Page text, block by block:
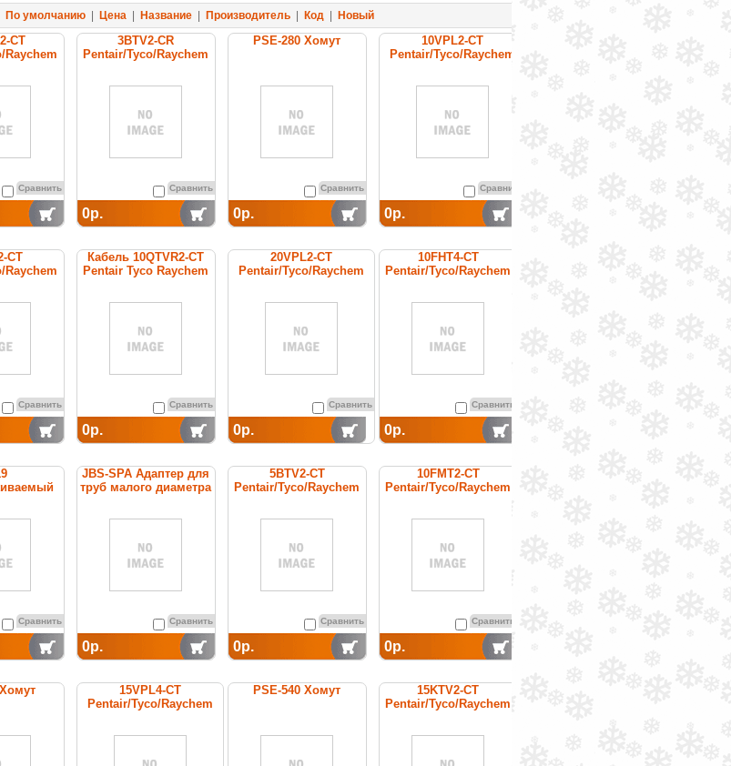
По умолчанию| Цена| Название| Производитель| Код| Новый
CT
Raychem
Сравнить
3BTV2-CR
Pentair/Tyco/Raychem
Сравнить
0р.
PSE-280 Хомут
Сравнить
0р.
10VPL2-CT
Pentair/Tyco/Raychem
Сравнить
0р.
CT
Raychem
Сравнить
Кабель 10QTVR2-CT
Pentair Tyco Raychem
Сравнить
0р.
20VPL2-CT
Pentair/Tyco/Raychem
Сравнить
0р.
10FHT4-CT
Pentair/Tyco/Raychem
Сравнить
0р.
Сравнить
JBS-SPA Адаптер для
труб малого диаметра
Сравнить
0р.
5BTV2-CT
Pentair/Tyco/Raychem
Сравнить
0р.
10FMT2-CT
Pentair/Tyco/Raychem
Сравнить
0р.
15VPL4-CT
Pentair/Tyco/Raychem
PSE-540 Хомут
15KTV2-CT
Pentair/Tyco/Raychem